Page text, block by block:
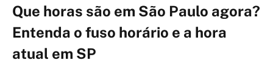
Que horas são em São Paulo agora?
Entenda o fuso horário e a hora
atual em SP